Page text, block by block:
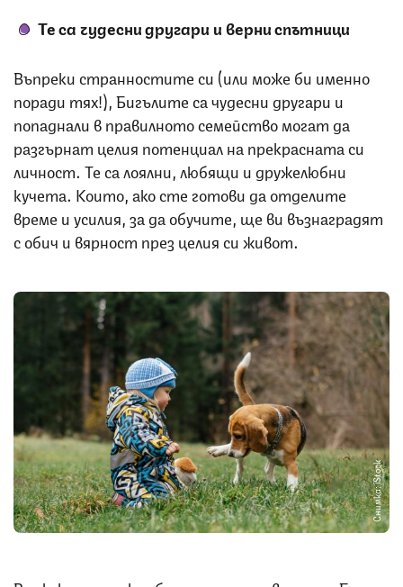
Те са чудесни другари и верни спътници
Въпреки странностите си (или може би именно
поради тях!), Бигълите са чудесни другари и
попаднали в правилното семейство могат да
разгърнат целия потенциал на прекрасната си
личност. Те са лоялни, любящи и дружелюбни
кучета. Които, ако сте готови да отделите
време и усилия, за да обучите, ще ви възнаградят
с обич и вярност през целия си живот.
Снимка: iStock